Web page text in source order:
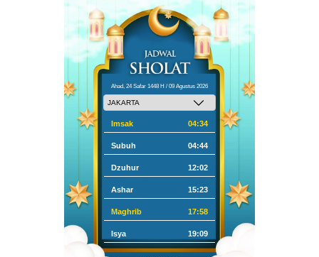
Ahad, 24 Safar 1448 H / 09 Agustus 2026
Imsak 04:34
Subuh 04:44
Dzuhur 12:02
Ashar 15:23
Maghrib 17:58
Isya 19:09